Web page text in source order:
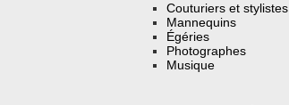
Couturiers et stylistes
Mannequins
Égéries
Photographes
Musique